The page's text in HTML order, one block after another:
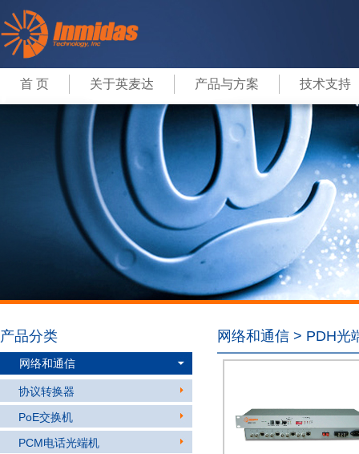
首 页 关于英麦达 产品与方案 技术支持
产品分类
网络和通信
协议转换器
PoE交换机
PCM电话光端机
网络和通信 > PDH光